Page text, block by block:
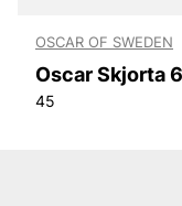
OSCAR OF SWEDEN
45